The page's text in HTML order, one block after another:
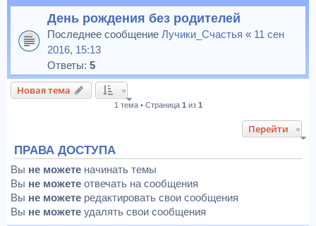
День рождения без родителей
Последнее сообщение Лучики_Счастья « 11 сен
2016, 15:13
Ответы: 5
Новая тема
1 тема • Страница 1 из 1
Перейти
ПРАВА ДОСТУПА
Вы не можете начинать темы
Вы не можете отвечать на сообщения
Вы не можете редактировать свои сообщения
Вы не можете удалять свои сообщения